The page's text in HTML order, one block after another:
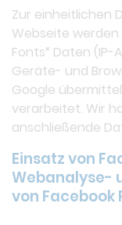
Zur einheitlichen
Webseite
Fonts“ Daten (IP-
Geräte- und
Google
verarbeitet. Wir
anschließende
Einsatz von
Webanalyse-
von Facebook